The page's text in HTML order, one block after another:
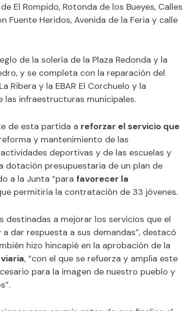
El Rompido, Rotonda de los Bueyes, Calles
Fuente Heridos, Avenida de la Feria y calle
de la solería de la Plaza Redonda y la
y se completa con la reparación del
Ribera y la EBAR El Corchuelo y la
infraestructuras municipales.
de esta partida a reforzar el servicio que
y mantenimiento de las
deportivas y de las escuelas y
dotación presupuestaria de un plan de
a la Junta “para favorecer la
permitiría la contratación de 33 jóvenes.
destinadas a mejorar los servicios que el
dar respuesta a sus demandas”, destacó
hizo hincapié en la aprobación de la
, “con el que se refuerza y amplia este
para la imagen de nuestro pueblo y